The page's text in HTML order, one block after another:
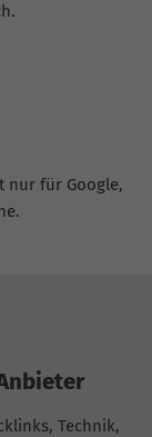
nur für Google,
Technik,